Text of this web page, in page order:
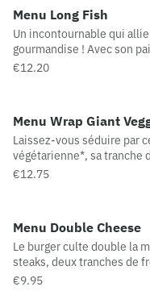
Bacon de poulet (Origine viande bovine
possible : France /
Menu Long Fish
Un incontournable qui
gourmandise ! Avec son
un délicieux filet de
€12.20
Menu Wrap Giant
Laissez-vous séduire par
végétarienne*, sa tranche
ses dés d’oignon... Sans
€12.75
Menu Double Cheese
Le burger culte double la
steaks, deux tranches de
deux fois plus de plaisir à
€9.95